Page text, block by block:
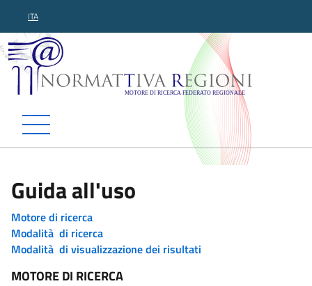
ITA
Normattiva Regioni -
Guida all'uso
Motore di ricerca
Modalità di ricerca
Modalità di visualizzazione dei risultati
MOTORE DI RICERCA